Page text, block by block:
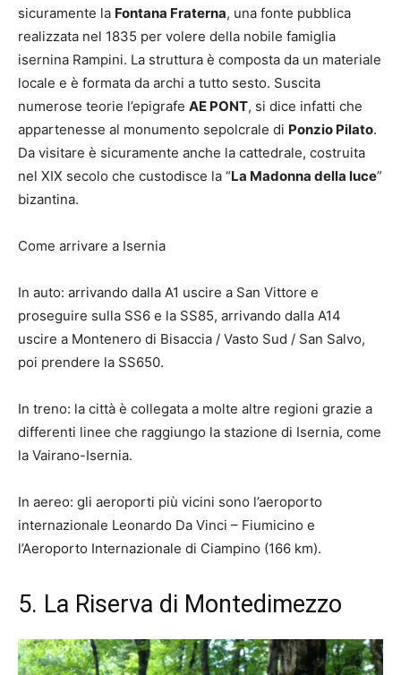
sicuramente la Fontana Fraterna, una fonte pubblica
realizzata nel 1835 per volere della nobile famiglia
isernina Rampini. La struttura è composta da un materiale
locale e è formata da archi a tutto sesto. Suscita
numerose teorie l’epigrafe AE PONT, si dice infatti che
appartenesse al monumento sepolcrale di Ponzio Pilato.
Da visitare è sicuramente anche la cattedrale, costruita
nel XIX secolo che custodisce la “La Madonna della luce”
bizantina.
Come arrivare a Isernia
In auto: arrivando dalla A1 uscire a San Vittore e
proseguire sulla SS6 e la SS85, arrivando dalla A14
uscire a Montenero di Bisaccia / Vasto Sud / San Salvo,
poi prendere la SS650.
In treno: la città è collegata a molte altre regioni grazie a
differenti linee che raggiungo la stazione di Isernia, come
la Vairano-Isernia.
In aereo: gli aeroporti più vicini sono l’aeroporto
internazionale Leonardo Da Vinci – Fiumicino e
l’Aeroporto Internazionale di Ciampino (166 km).
5. La Riserva di Montedimezzo